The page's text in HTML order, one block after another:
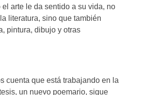
arte le da sentido a su vida, no
literatura, sino que también
pintura, dibujo y otras
cuenta que está trabajando en la
un nuevo poemario, sigue